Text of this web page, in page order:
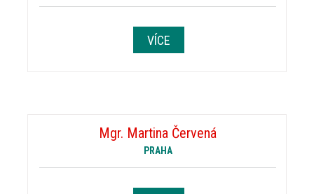
VÍCE
Mgr. Martina Červená
PRAHA